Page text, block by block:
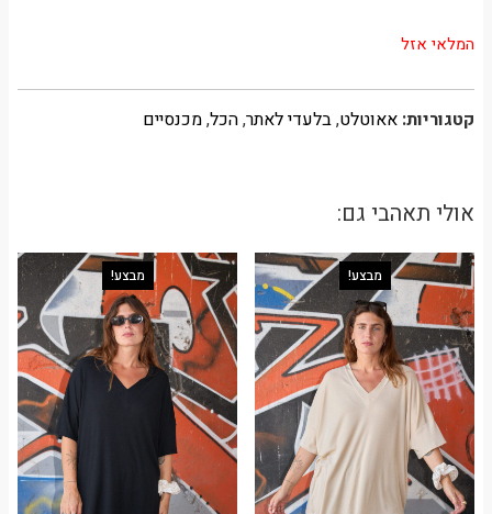
המלאי אזל
קטגוריות: אאוטלט,בלעדי לאתר,הכל,מכנסיים
אולי תאהבי גם:
מבצע! מבצע!